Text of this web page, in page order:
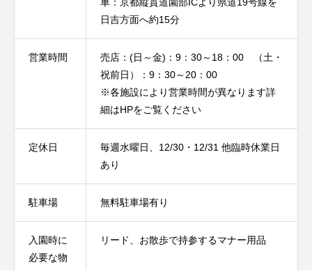
日吉方面へ約15分
営業時間
売店：(日～金)：9：30～18：00 （土・
祝前日）：9：30～20：00
※各施設により営業時間が異なります詳
細はHPをご覧ください
定休日
毎週水曜日、12/30・12/31 他臨時休業日
あり
駐車場 無料駐車場有り
入園時に
必要な物
リード、お散歩で持参するマナー用品